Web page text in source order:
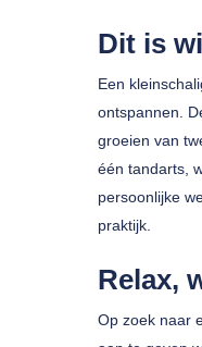
Druk op enter
Dit is
Een
ontspannen.
groeien van
één tandarts,
persoonlijke
praktijk.
Relax,
Op zoek naar